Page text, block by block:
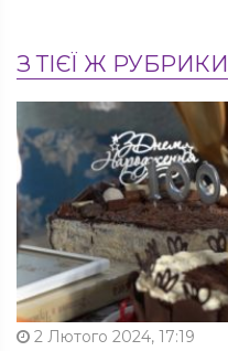
З ТІЄЇ Ж РУБРИКИ
2 Лютого 2024, 17:19